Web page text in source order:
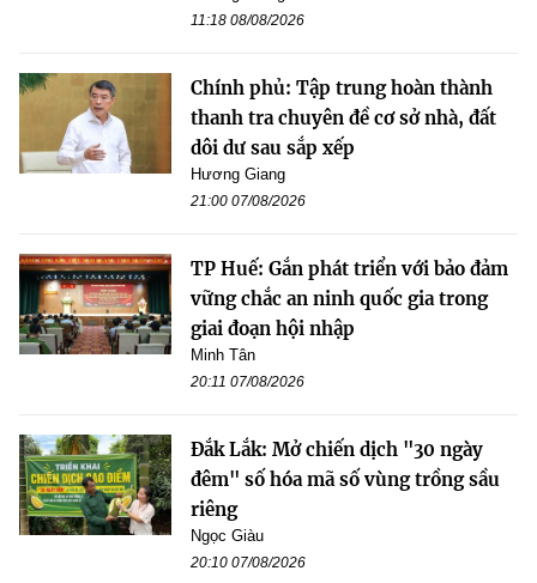
11:18 08/08/2026
Chính phủ: Tập trung hoàn thành
thanh tra chuyên đề cơ sở nhà, đất
dôi dư sau sắp xếp
Hương Giang
21:00 07/08/2026
TP Huế: Gắn phát triển với bảo đảm
vững chắc an ninh quốc gia trong
giai đoạn hội nhập
Minh Tân
20:11 07/08/2026
Đắk Lắk: Mở chiến dịch "30 ngày
đêm" số hóa mã số vùng trồng sầu
riêng
Ngọc Giàu
20:10 07/08/2026